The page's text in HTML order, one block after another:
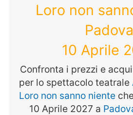
Loro non
Padova
10 Aprile
Confronta i prezzi e
per lo spettacolo teatrale
Loro non sanno niente
10 Aprile 2027 a